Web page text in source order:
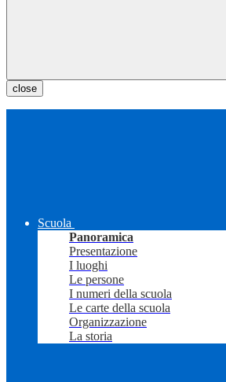
close
Scuola
Panoramica
Presentazione
I luoghi
Le persone
I numeri della scuola
Le carte della scuola
Organizzazione
La storia